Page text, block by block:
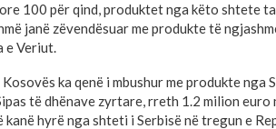
100 për qind, produktet nga këto shtete
janë zëvendësuar me produkte të
e Veriut.
ka qenë i mbushur me produkte nga
të dhënave zyrtare, rreth 1.2 milion
hyrë nga shteti i Serbisë në tregun e